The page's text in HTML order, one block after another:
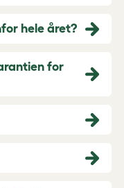
hele året?
for